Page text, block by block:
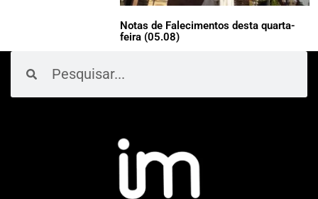
Notas de Falecimentos desta quarta-
feira (05.08)